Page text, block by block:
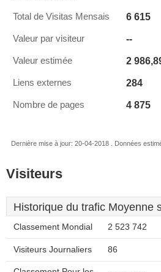
Total de Visitas Mensais 6 615
Valeur par visiteur --
Valeur estimée 2
Liens externes 284
Nombre de pages 4 875
Dernière mise à jour: 20-04-2018 . Données
Visiteurs
Historique du trafic Moyenne
Classement Mondial 2 523 742
Visiteurs Journaliers 86